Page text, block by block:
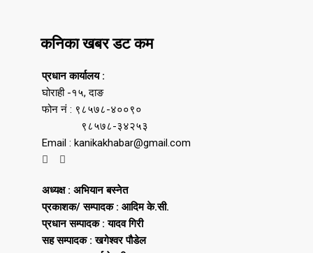
कनिका खबर डट कम
प्रधान कार्यालय :
घोराही -१५, दाङ
फोन नं : ९८५७८-४००९०
९८५७८-३४२५३
Email : kanikakhabar@gmail.com
अध्यक्ष : अभियान बस्नेत
प्रकाशक/ सम्पादक : आदिम के.सी.
प्रधान सम्पादक : यादव गिरी
सह सम्पादक : खगेश्वर पौडेल